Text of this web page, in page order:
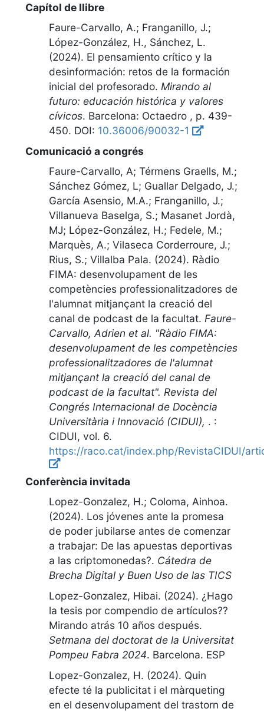
Capítol de llibre
Faure-Carvallo, A.; Franganillo, J.;
López-González, H., Sánchez, L.
(2024). El pensamiento crítico y la
desinformación: retos de la formación
inicial del profesorado. Mirando al
futuro: educación histórica y valores
cívicos. Barcelona: Octaedro , p. 439-
450. DOI: 10.36006/90032-1
Comunicació a congrés
Faure-Carvallo, A; Térmens Graells, M.;
Sánchez Gómez, L; Guallar Delgado, J.;
García Asensio, M.A.; Franganillo, J.;
Villanueva Baselga, S.; Masanet Jordà,
MJ; López-González, H.; Fedele, M.;
Marquès, A.; Vilaseca Corderroure, J.;
Rius, S.; Villalba Pala. (2024). Ràdio
FIMA: desenvolupament de les
competències professionalitzadores de
l'alumnat mitjançant la creació del
canal de podcast de la facultat. Faure-
Carvallo, Adrien et al. "Ràdio FIMA:
desenvolupament de les competències
professionalitzadores de l'alumnat
mitjançant la creació del canal de
podcast de la facultat". Revista del
Congrés Internacional de Docència
Universitària i Innovació (CIDUI), . :
CIDUI,vol. 6.
https://raco.cat/index.php/RevistaCIDUI/
Conferència invitada
Lopez-Gonzalez, H.; Coloma, Ainhoa.
(2024). Los jóvenes ante la promesa
de poder jubilarse antes de comenzar
a trabajar: De las apuestas deportivas
a las criptomonedas?. Cátedra de
Brecha Digital y Buen Uso de las TICS
Lopez-Gonzalez, Hibai. (2024). ¿Hago
la tesis por compendio de artículos??
Mirando atrás 10 años después.
Setmana del doctorat de la Universitat
Pompeu Fabra 2024. Barcelona. ESP
Lopez-Gonzalez, H. (2024). Quin
efecte té la publicitat i el màrqueting
en el desenvolupament del trastorn de